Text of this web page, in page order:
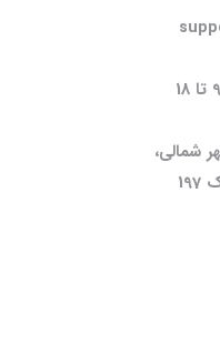
شمالی،